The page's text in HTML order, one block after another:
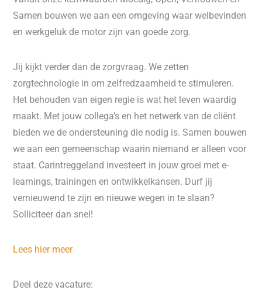
Samen bouwen we aan een omgeving waar welbevinden
en werkgeluk de motor zijn van goede zorg.
Jij kijkt verder dan de zorgvraag. We zetten
zorgtechnologie in om zelfredzaamheid te stimuleren.
Het behouden van eigen regie is wat het leven waardig
maakt. Met jouw collega’s en het netwerk van de cliënt
bieden we de ondersteuning die nodig is. Samen bouwen
we aan een gemeenschap waarin niemand er alleen voor
staat. Carintreggeland investeert in jouw groei met e-
learnings, trainingen en ontwikkelkansen. Durf jij
vernieuwend te zijn en nieuwe wegen in te slaan?
Solliciteer dan snel!
Lees hier meer
Deel deze vacature: